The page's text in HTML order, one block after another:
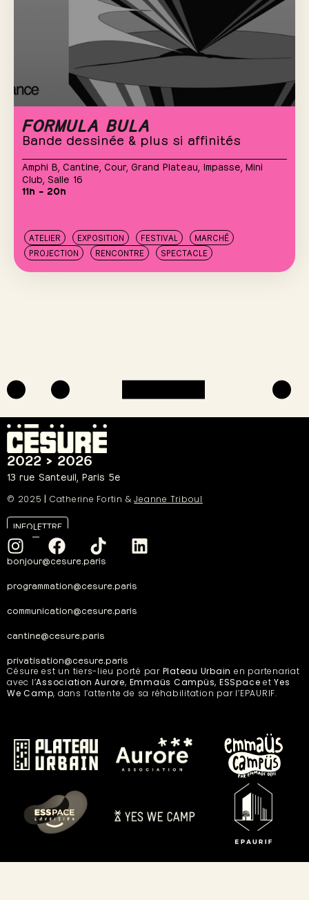
FORMULA BULA
Bande dessinée & plus si affinités
Amphi B Cantine Cour, Grand Plateau Impasse Mini
Club Salle 16
11h – 20h
ATELIER EXPOSITION FESTIVAL
MARCHÉ
PROJECTION
RENCONTRE SPECTACLE
2022 > 2026
13 rue Santeuil, Paris 5e
© 2025 | Catherine Fortin &Jeanne Triboul
INFOLETTRE
bonjour@cesure.paris
programmation@cesure.paris
communication@cesure.paris
cantine@cesure.paris
privatisation@cesure.paris
Césure est un tiers-lieu porté par Plateau Urbain en partenariat
avec l’Association Aurore, Emmaüs Campüs, ESSpaceetYes
We Camp, dans l’attente de sa réhabilitation par l’EPAURIF.